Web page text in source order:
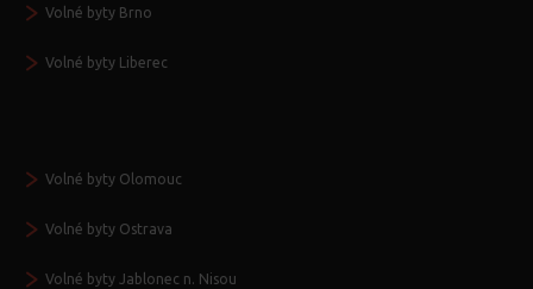
Volné byty Brno
Volné byty Liberec
Volné byty Olomouc
Volné byty Ostrava
Volné byty Jablonec n. Nisou